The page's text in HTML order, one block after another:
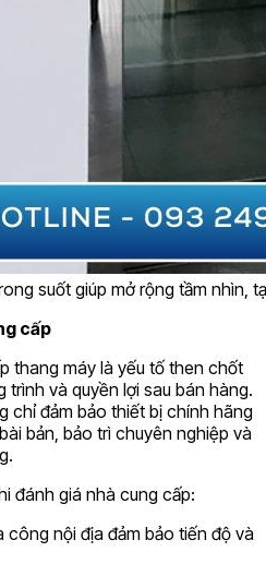
suốt giúp mở rộng tầm nhìn,
cấp
thang máy là yếu tố then chốt
và quyền lợi sau bán hàng.
chỉ đảm bảo thiết bị chính hãng
bản, bảo trì chuyên nghiệp và
đánh giá nhà cung cấp:
công nội địa đảm bảo tiến độ và